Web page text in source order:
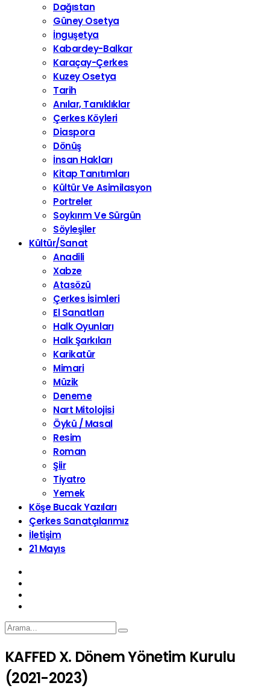
Dağıstan
Güney Osetya
İnguşetya
Kabardey-Balkar
Karaçay-Çerkes
Kuzey Osetya
Tarih
Anılar, Tanıklıklar
Çerkes Köyleri
Diaspora
Dönüş
İnsan Hakları
Kitap Tanıtımları
Kültür Ve Asimilasyon
Portreler
Soykırım Ve Sürgün
Söyleşiler
Kültür/Sanat
Anadili
Xabze
Atasözü
Çerkes İsimleri
El Sanatları
Halk Oyunları
Halk Şarkıları
Karikatür
Mimari
Müzik
Deneme
Nart Mitolojisi
Öykü / Masal
Resim
Roman
Şiir
Tiyatro
Yemek
Köşe Bucak Yazıları
Çerkes Sanatçılarımız
İletişim
21 Mayıs
KAFFED X. Dönem Yönetim Kurulu
(2021-2023)